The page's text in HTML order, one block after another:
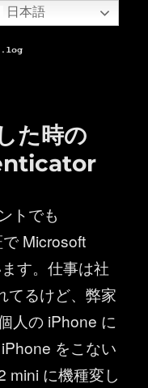
た時の
トでも
Microsoft
す。仕事は社
てるけど、弊家
人の iPhone に
をこない
mini に機種変し
日本語